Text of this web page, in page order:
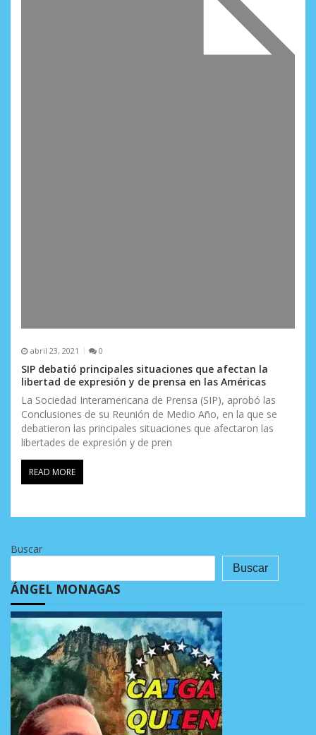
abril 23, 2021 0
SIP debatió principales situaciones que afectan la
libertad de expresión y de prensa en las Américas
La Sociedad Interamericana de Prensa (SIP), aprobó las
Conclusiones de su Reunión de Medio Año, en la que se
debatieron las principales situaciones que afectaron las
libertades de expresión y de pren
READ MORE
Buscar
Buscar
ÁNGEL MONAGAS